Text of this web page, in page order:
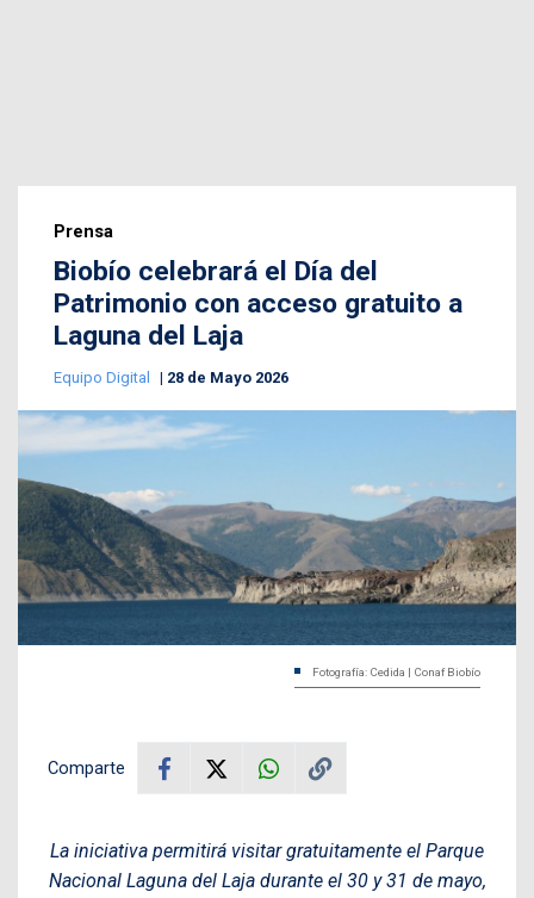
Prensa
Biobío celebrará el Día del
Patrimonio con acceso gratuito a
Laguna del Laja
Equipo Digital 28 de Mayo 2026
Fotografía: Cedida | Conaf Biobío
Comparte
La iniciativa permitirá visitar gratuitamente el Parque
Nacional Laguna del Laja durante el 30 y 31 de mayo,